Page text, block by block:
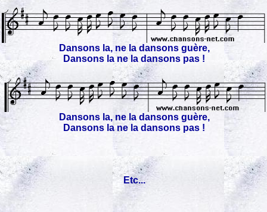
Dansons la, ne la dansons guère,
Dansons la ne la dansons pas !
Dansons la, ne la dansons guère,
Dansons la ne la dansons pas !
Etc...